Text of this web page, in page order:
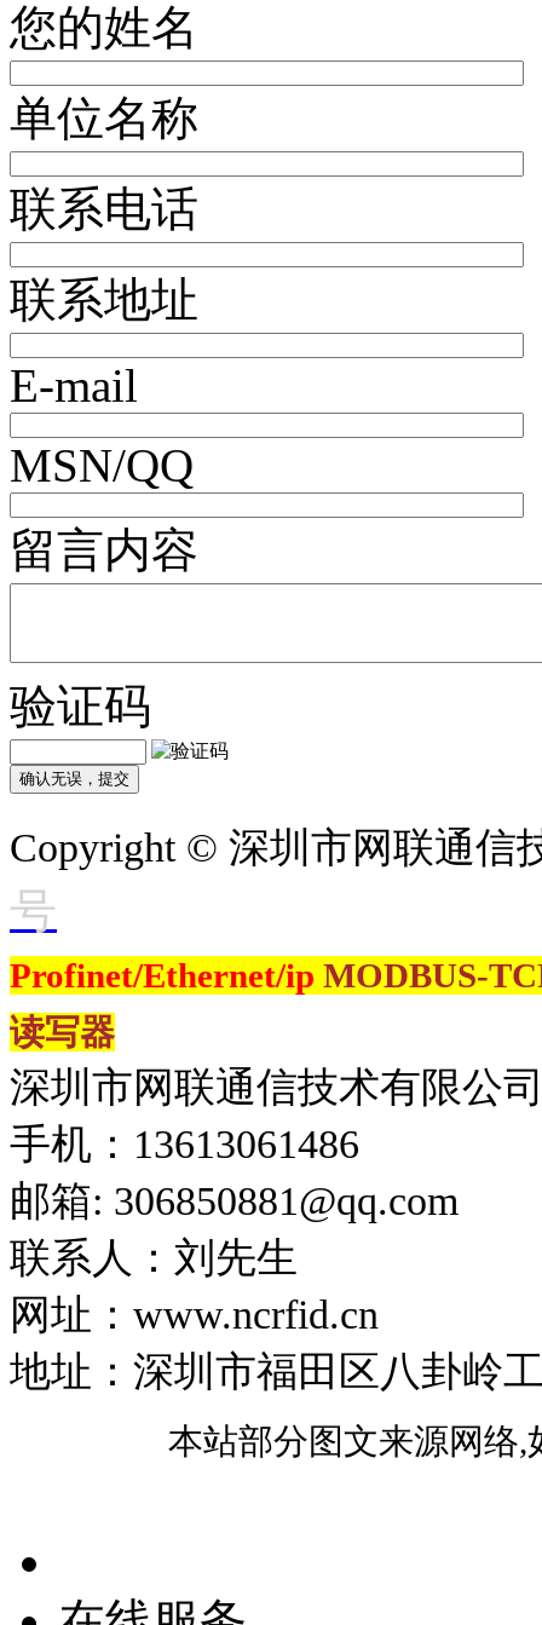
您的姓名
单位名称
联系电话
联系地址
E-mail
MSN/QQ
留言内容
验证码
Copyright © 深圳市网联通
号
Profinet/Ethernet/ip MODBUS-
读写器
深圳市网联通信技术有限公
手机：13613061486
邮箱: 306850881​@qq.com
联系人：刘先生
网址：www.ncrfid.cn
地址：深圳市福田区八卦岭
本站部分图文来源网络